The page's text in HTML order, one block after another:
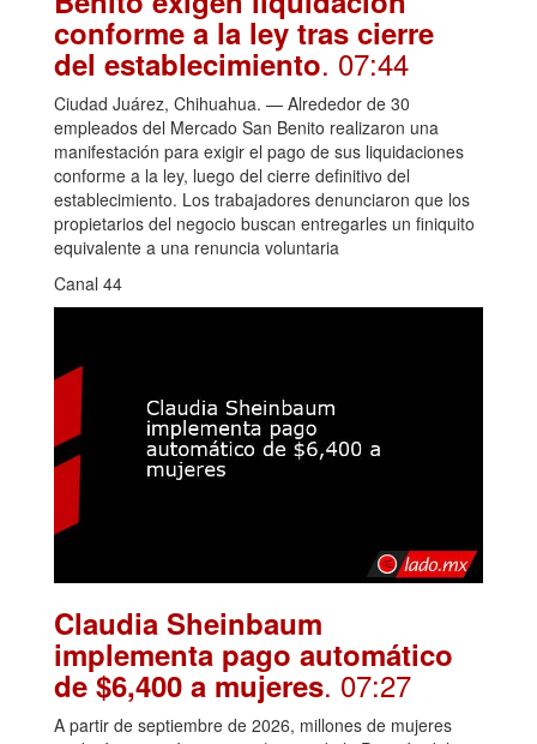
conforme a la ley tras cierre
del establecimiento. 07:44
Ciudad Juárez, Chihuahua. — Alrededor de 30
empleados del Mercado San Benito realizaron una
manifestación para exigir el pago de sus liquidaciones
conforme a la ley, luego del cierre definitivo del
establecimiento. Los trabajadores denunciaron que los
propietarios del negocio buscan entregarles un finiquito
equivalente a una renuncia voluntaria
Canal 44
Claudia Sheinbaum
implementa pago automático
de $6,400 a mujeres. 07:27
A partir de septiembre de 2026, millones de mujeres